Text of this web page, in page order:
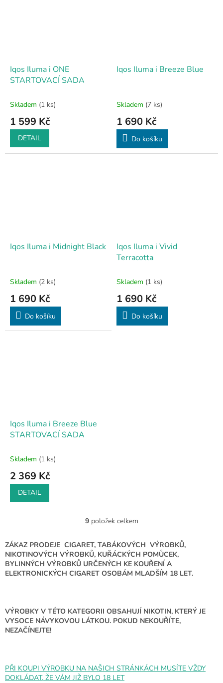
Iqos Iluma i ONE
STARTOVACÍ SADA
Skladem (1 ks)
1 599 Kč
DETAIL
Iqos Iluma i Breeze Blue
Skladem (7 ks)
1 690 Kč
Do košíku
Iqos Iluma i Midnight Black
Skladem (2 ks)
1 690 Kč
Do košíku
Iqos Iluma i Vivid
Terracotta
Skladem (1 ks)
1 690 Kč
Do košíku
Iqos Iluma i Breeze Blue
STARTOVACÍ SADA
Skladem (1 ks)
2 369 Kč
DETAIL
O
l
á
d
a
r
v
p
9položek celkem
ZÁKAZ PRODEJE CIGARET, TABÁKOVÝCH VÝROBKŮ,
NIKOTINOVÝCH VÝROBKŮ, KUŘÁCKÝCH POMŮCEK,
BYLINNÝCH VÝROBKŮ URČENÝCH KE KOUŘENÍ A
ELEKTRONICKÝCH CIGARET OSOBÁM MLADŠÍM 18 LET.
VÝROBKY V TÉTO KATEGORII OBSAHUJÍ NIKOTIN, KTERÝ JE
VYSOCE NÁVYKOVOU LÁTKOU. POKUD NEKOUŘÍTE,
NEZAČÍNEJTE!
PŘI KOUPI VÝROBKU NA NAŠICH STRÁNKÁCH MUSÍTE VŽDY
DOKLÁDAT, ŽE VÁM JIŽ BYLO 18 LET